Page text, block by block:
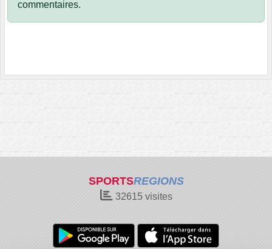
commentaires.
SPORTSREGIONS
32615visites